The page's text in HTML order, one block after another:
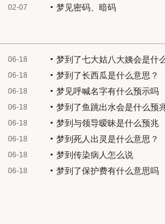
02-07 梦见密码、暗码
06-18 梦到了七大姑八大姨会是什
06-18 梦到了长西瓜是什么意思？
06-18 梦见呼喊名字有什么预示吗
06-18 梦到了鱼跳出水会是什么预
06-18 梦到与领导暧昧是什么预兆
06-18 梦到死人出灵是什么意思？
06-18 梦到传染病人怎么说
06-18 梦到了保护费有什么意思吗